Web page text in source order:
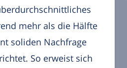
mehr als die Hälfte
soliden Nachfrage
So erweist sich